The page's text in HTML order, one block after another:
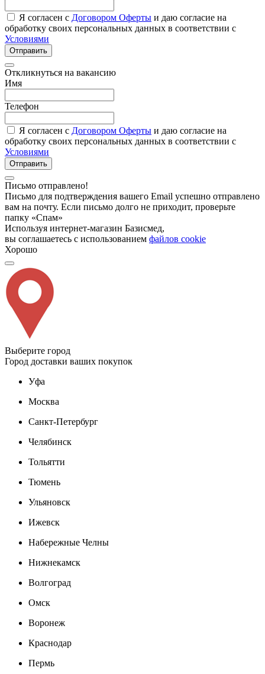
Я согласен с Договором Оферты и даю согласие на
обработку своих персональных данных в соответствии с
Условиями
Отправить
Откликнуться на вакансию
Имя
Телефон
Я согласен с Договором Оферты и даю согласие на
обработку своих персональных данных в соответствии с
Условиями
Отправить
Письмо отправлено!
Письмо для подтверждения вашего Email успешно отправлено
вам на почту. Если письмо долго не приходит, проверьте
папку «Спам»
Используя интернет-магазин Базисмед,
вы соглашаетесь с использованием файлов cookie
Хорошо
Выберите город
Город доставки ваших покупок
Уфа
Москва
Санкт-Петербург
Челябинск
Тольятти
Тюмень
Ульяновск
Ижевск
Набережные Челны
Нижнекамск
Волгоград
Омск
Воронеж
Краснодар
Пермь